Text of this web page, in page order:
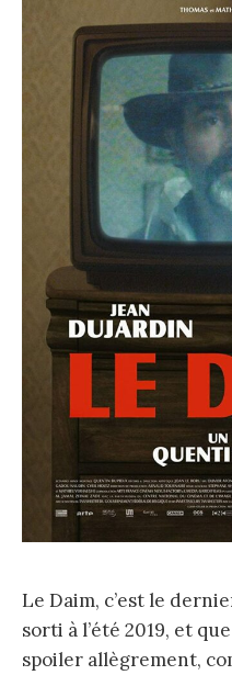
Le Daim, c’est le
sorti à l’été 2019, et
spoiler allègrement,